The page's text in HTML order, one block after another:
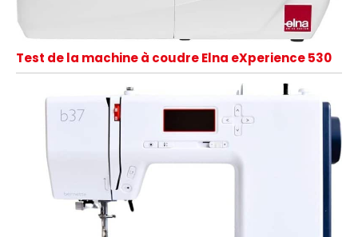
Test de la machine à coudre Elna eXperience 530